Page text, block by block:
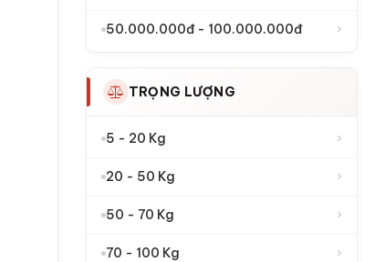
50.000.000đ - 100.000.000đ ›
TRỌNG LƯỢNG
5 - 20 Kg ›
20 - 50 Kg ›
50 - 70 Kg ›
70 - 100 Kg ›